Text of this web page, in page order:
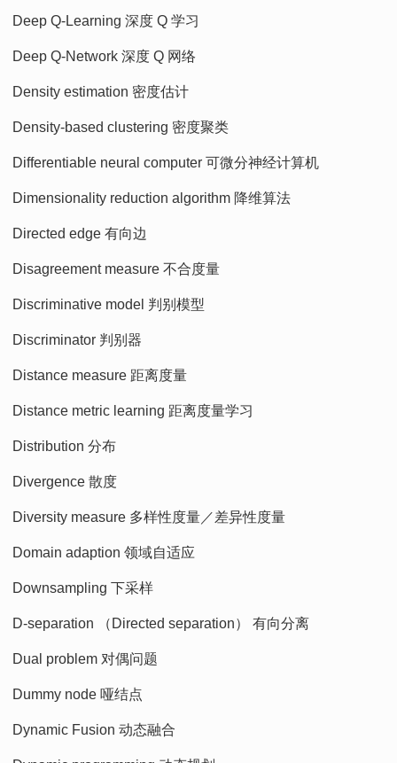
Deep Q-Learning 深度 Q 学习
Deep Q-Network 深度 Q 网络
Density estimation 密度估计
Density-based clustering 密度聚类
Differentiable neural computer 可微分神经计算机
Dimensionality reduction algorithm 降维算法
Directed edge 有向边
Disagreement measure 不合度量
Discriminative model 判别模型
Discriminator 判别器
Distance measure 距离度量
Distance metric learning 距离度量学习
Distribution 分布
Divergence 散度
Diversity measure 多样性度量／差异性度量
Domain adaption 领域自适应
Downsampling 下采样
D-separation （Directed separation） 有向分离
Dual problem 对偶问题
Dummy node 哑结点
Dynamic Fusion 动态融合